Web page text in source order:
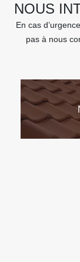
NOUS
En cas
pas à nous